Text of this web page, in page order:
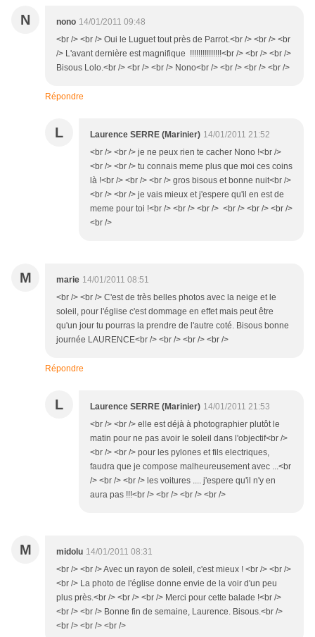
N nono 14/01/2011 09:48
<br /> <br /> Oui le Luguet tout près de Parrot.<br /> <br /> <br
/> L'avant dernière est magnifique !!!!!!!!!!!!!!!<br /> <br /> <br />
Bisous Lolo.<br /> <br /> <br /> Nono<br /> <br /> <br /> <br />
Répondre
L Laurence SERRE (Marinier) 14/01/2011 21:52
<br /> <br /> je ne peux rien te cacher Nono !<br />
<br /> <br /> tu connais meme plus que moi ces coins
là !<br /> <br /> <br /> gros bisous et bonne nuit<br />
<br /> <br /> je vais mieux et j'espere qu'il en est de
meme pour toi !<br /> <br /> <br /> <br /> <br /> <br />
<br />
M marie 14/01/2011 08:51
<br /> <br /> C'est de très belles photos avec la neige et le
soleil, pour l'église c'est dommage en effet mais peut être
qu'un jour tu pourras la prendre de l'autre coté. Bisous bonne
journée LAURENCE<br /> <br /> <br /> <br />
Répondre
L Laurence SERRE (Marinier) 14/01/2011 21:53
<br /> <br /> elle est déjà à photographier plutôt le
matin pour ne pas avoir le soleil dans l'objectif<br />
<br /> <br /> pour les pylones et fils electriques,
faudra que je compose malheureusement avec ...<br
/> <br /> <br /> les voitures .... j'espere qu'il n'y en
aura pas !!!<br /> <br /> <br /> <br />
M midolu 14/01/2011 08:31
<br /> <br /> Avec un rayon de soleil, c'est mieux ! <br /> <br />
<br /> La photo de l'église donne envie de la voir d'un peu
plus près.<br /> <br /> <br /> Merci pour cette balade !<br />
<br /> <br /> Bonne fin de semaine, Laurence. Bisous.<br />
<br /> <br /> <br />